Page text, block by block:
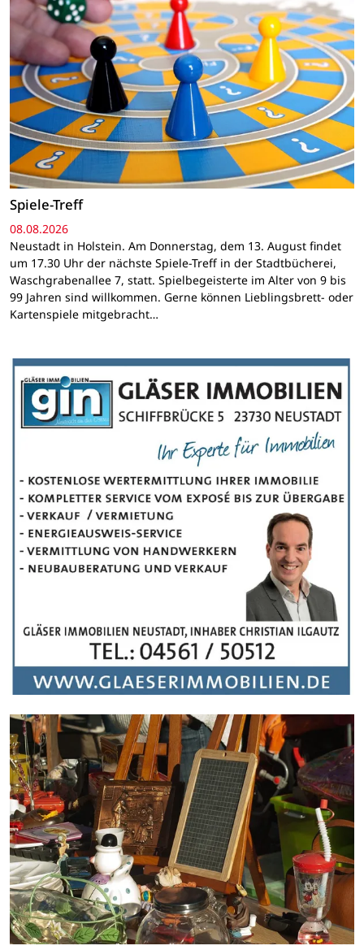
Spiele-Treff
08.08.2026
Neustadt in Holstein. Am Donnerstag, dem 13. August findet
um 17.30 Uhr der nächste Spiele-Treff in der Stadtbücherei,
Waschgrabenallee 7, statt. Spielbegeisterte im Alter von 9 bis
99 Jahren sind willkommen. Gerne können Lieblingsbrett- oder
Kartenspiele mitgebracht…